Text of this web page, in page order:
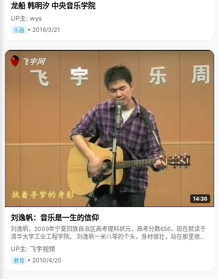
龙船 韩明汐 中央音乐学院
UP主: wys
乐器 • 2016/3/21
14:36
刘逸帆：音乐是一生的信仰
刘逸帆，2009年宁夏回族自治区高考理科状元，高考分数656，现在就读于
清华大学工业工程学院。 刘逸帆一米八零的个头，身材很壮，站在那里很有
气势，只是说话间总是一股漫不经心的感觉，给人的第一感觉就是这个男孩
子不是搞体育的就是搞艺术的吧。没想还真猜对了一半，音乐被喻为是刘逸
帆人生的"信仰"，如果不是学习够优秀，他估计会走艺术这条路。正说着，
UP主: 飞宇视频
教育 • 2010/4/20